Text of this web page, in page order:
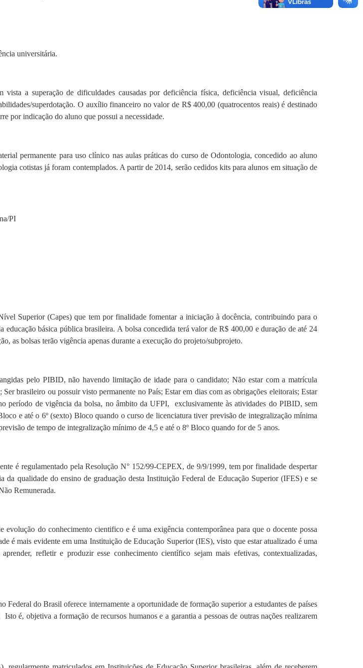
universitária.
vista a superação de dificuldades causadas por deficiência física, deficiência visual, deficiência
superdotação. O auxílio financeiro no valor de R$ 400,00 (quatrocentos reais) é destinado
por indicação do aluno que possui a necessidade.
permanente para uso clínico nas aulas práticas do curso de Odontologia, concedido ao aluno
cotistas já foram contemplados. A partir de 2014, serão cedidos kits para alunos em situação de
PI
Superior (Capes) que tem por finalidade fomentar a iniciação à docência, contribuindo para o
básica pública brasileira. A bolsa concedida terá valor de R$ 400,00 e duração de até 24
as bolsas terão vigência apenas durante a execução do projeto/subprojeto.
pelo PIBID, não havendo limitação de idade para o candidato; Não estar com a matrícula
brasileiro ou possuir visto permanente no País; Estar em dias com as obrigações eleitorais; Estar
período de vigência da bolsa, no âmbito da UFPI, exclusivamente às atividades do PIBID, sem
e até o 6º (sexto) Bloco quando o curso de licenciatura tiver previsão de integralização mínima
de tempo de integralização mínimo de 4,5 e até o 8º Bloco quando for de 5 anos.
é regulamentado pela Resolução N° 152/99-CEPEX, de 9/9/1999, tem por finalidade despertar
qualidade do ensino de graduação desta Instituição Federal de Educação Superior (IFES) e se
Remunerada.
do conhecimento cientifico e é uma exigência contemporânea para que o docente possa
é mais evidente em uma Instituição de Educação Superior (IES), visto que estar atualizado é uma
refletir e produzir esse conhecimento científico sejam mais efetivas, contextualizadas,
do Brasil oferece internamente a oportunidade de formação superior a estudantes de países
é, objetiva a formação de recursos humanos e a garantia a pessoas de outras nações realizarem